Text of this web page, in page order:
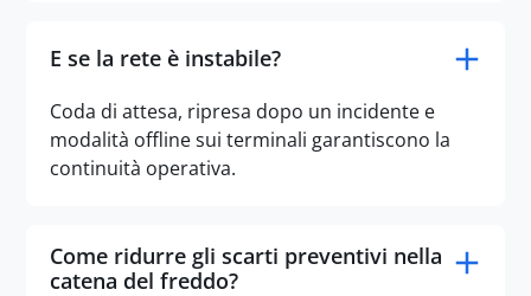
E se la rete è instabile?
Coda di attesa, ripresa dopo un incidente e
modalità offline sui terminali garantiscono la
continuità operativa.
Come ridurre gli scarti preventivi nella
catena del freddo?